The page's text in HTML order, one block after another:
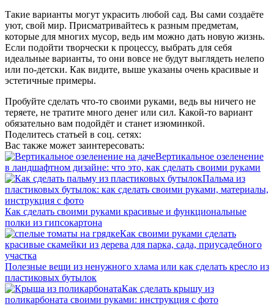
Такие варианты могут украсить любой сад. Вы сами создаёте
уют, свой мир. Присматривайтесь к разным предметам,
которые для многих мусор, ведь им можно дать новую жизнь.
Если подойти творчески к процессу, выбрать для себя
идеальные варианты, то они вовсе не будут выглядеть нелепо
или по-детски. Как видите, выше указаны очень красивые и
эстетичные примеры.
Пробуйте сделать что-то своими руками, ведь вы ничего не
теряете, не тратите много денег или сил. Какой-то вариант
обязательно вам подойдёт и станет изюминкой.
Поделитесь статьей в соц. сетях:
Вас также может заинтересовать:
Вертикальное озеленение
в ландшафтном дизайне: что это, как сделать своими руками
Пальма из
пластиковых бутылок: как сделать своими руками, материалы,
инструкция с фото
Как сделать своими руками красивые и функциональные
полки из гипсокартона
Как своими руками сделать
красивые скамейки из дерева для парка, сада, приусадебного
участка
Полезные вещи из ненужного хлама или как сделать кресло из
пластиковых бутылок
Как сделать крышу из
поликарбоната своими руками: инструкция с фото